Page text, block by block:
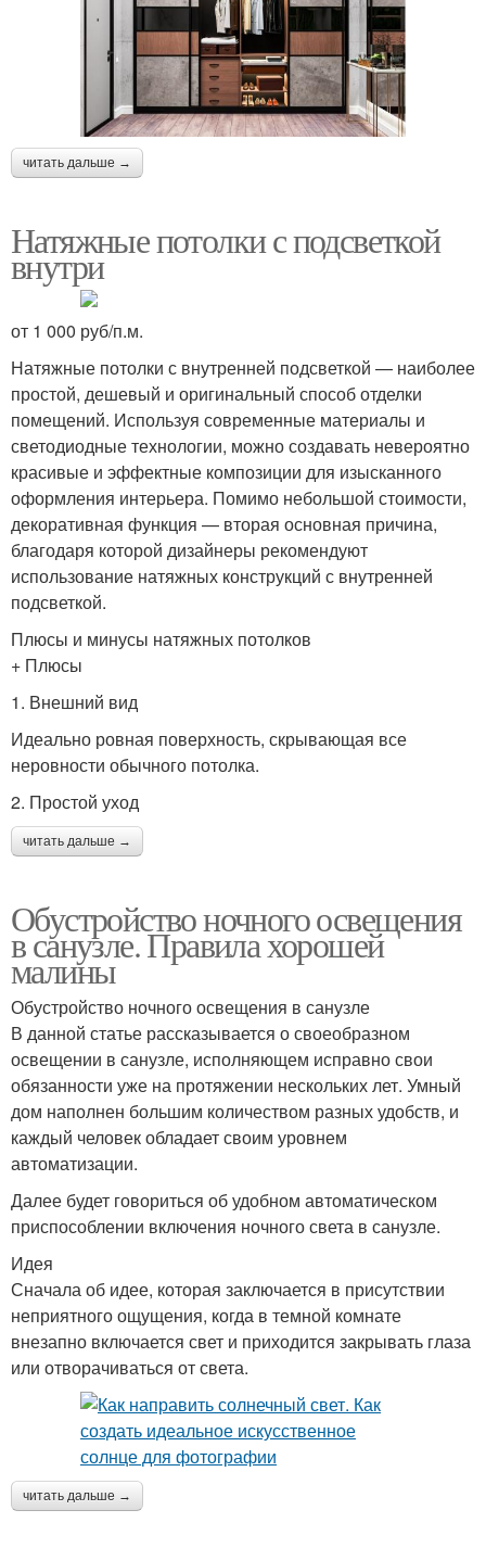
читать дальше →
Натяжные потолки с подсветкой
внутри
от 1 000 руб/п.м.
Натяжные потолки с внутренней подсветкой — наиболее
простой, дешевый и оригинальный способ отделки
помещений. Используя современные материалы и
светодиодные технологии, можно создавать невероятно
красивые и эффектные композиции для изысканного
оформления интерьера. Помимо небольшой стоимости,
декоративная функция — вторая основная причина,
благодаря которой дизайнеры рекомендуют
использование натяжных конструкций с внутренней
подсветкой.
Плюсы и минусы натяжных потолков
+ Плюсы
1. Внешний вид
Идеально ровная поверхность, скрывающая все
неровности обычного потолка.
2. Простой уход
читать дальше →
Обустройство ночного освещения
в санузле. Правила хорошей
малины
Обустройство ночного освещения в санузле
В данной статье рассказывается о своеобразном
освещении в санузле, исполняющем исправно свои
обязанности уже на протяжении нескольких лет. Умный
дом наполнен большим количеством разных удобств, и
каждый человек обладает своим уровнем
автоматизации.
Далее будет говориться об удобном автоматическом
приспособлении включения ночного света в санузле.
Идея
Сначала об идее, которая заключается в присутствии
неприятного ощущения, когда в темной комнате
внезапно включается свет и приходится закрывать глаза
или отворачиваться от света.
читать дальше →